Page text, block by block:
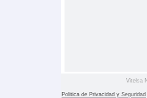
Vitelsa
Politica de Privacidad y Seguridad